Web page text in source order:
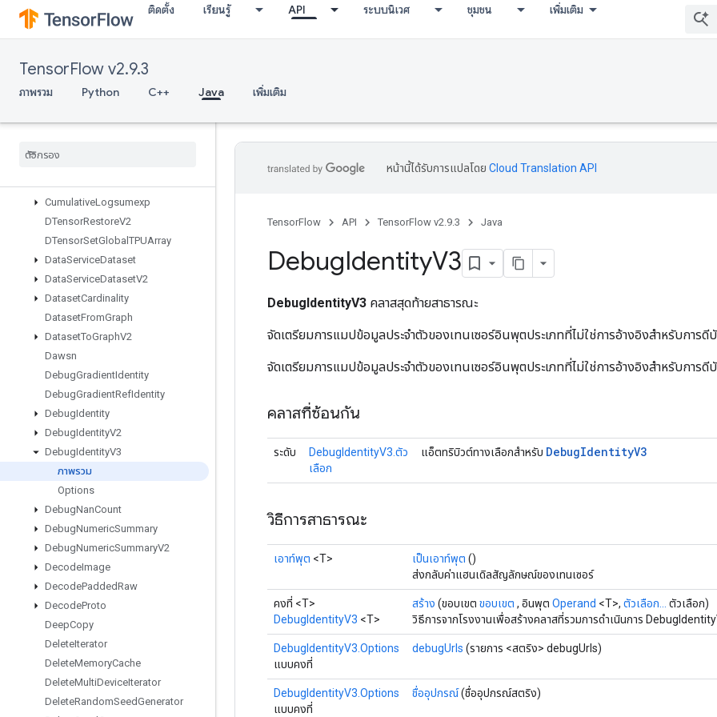
ติดตั้ง เรียนรู้ API ระบบนิเวศ ชุมชน เพิ่มเติม
TensorFlow v2.9.3
ภาพรวม Python C++ Java เพิ่มเติม
Copy
CopyHost
CopyToMeshGrad
CountUpTo
CudnnRNNBackpropV3
CumulativeLogsumexp
DTensorRestoreV2
DTensorSetGlobal TPUArray
DataServiceDataset
DataServiceDatasetV2
DatasetCardinality
DatasetFromGraph
DatasetToGraphV2
Dawsn
DebugGradientIdentity
DebugGradientRefIdentity
DebugIdentity
DebugIdentityV2
DebugIdentityV3
ภาพรวม
Options
DebugNanCount
DebugNumericSummary
DebugNumericSummaryV2
DecodeImage
DecodePaddedRaw
DecodeProto
DeepCopy
DeleteIterator
DeleteMemoryCache
DeleteMultiDeviceIterator
DeleteRandomSeedGenerator
หน้านี้ได้รับการแปลโดย Cloud Translation API
TensorFlow API TensorFlow v2.9.3 Java
DebugIdentityV3
DebugIdentityV3 คลาสสุดท้ายสาธารณะ
จัดเตรียมการแมปข้อมูลประจำตัวของเทนเซอร์อินพุตประเภทที่ไม่ใช่การอ้างอิงสำหรับการดี
จัดเตรียมการแมปข้อมูลประจำตัวของเทนเซอร์อินพุตประเภทที่ไม่ใช่การอ้างอิงสำหรับการดี
คลาสที่ซ้อนกัน
ระดับ
DebugIdentityV3.ตัว
เลือก
แอ็ตทริบิวต์ทางเลือกสำหรับ DebugIdentityV3
วิธีการสาธารณะ
เอาท์พุต <T> เป็นเอาท์พุต ()
ส่งกลับค่าแฮนเดิลสัญลักษณ์ของเทนเซอร์
คงที่ <T>
DebugIdentityV3 <T>
สร้าง (ขอบเขต ขอบเขต , อินพุต Operand <T>, ตัวเลือก...
ตัวเลือก)
วิธีการจากโรงงานเพื่อสร้างคลาสที่รวมการดำเนินการ
DebugIdentityV3.Options
แบบคงที่
debugUrls (รายการ <สตริง> debugUrls)
DebugIdentityV3.Options
แบบคงที่
ชื่ออุปกรณ์(ชื่ออุปกรณ์สตริง)